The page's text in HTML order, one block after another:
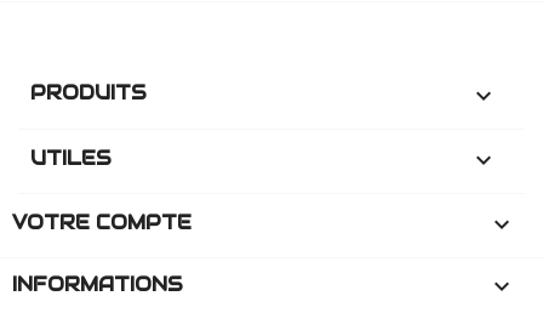
PRODUITS 
UTILES 
VOTRE COMPTE 
INFORMATIONS keyboard_arrow_down